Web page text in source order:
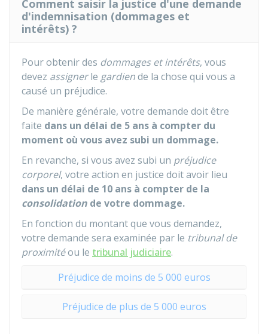
Comment saisir la justice d'une demande
d'indemnisation (dommages et
intérêts) ?
Pour obtenir des dommages et intérêts, vous
devez assignerle gardiende la chose qui vous a
causé un préjudice.
De manière générale, votre demande doit être
faite dans un délai de 5 ans à compter du
moment où vous avez subi un dommage.
En revanche, si vous avez subi un préjudice
corporel, votre action en justice doit avoir lieu
dans un délai de 10 ans à compter de la
consolidation de votre dommage.
En fonction du montant que vous demandez,
votre demande sera examinée par le tribunal de
proximitéou le tribunal judiciaire.
Préjudice de moins de 5 000 euros
Préjudice de plus de 5 000 euros